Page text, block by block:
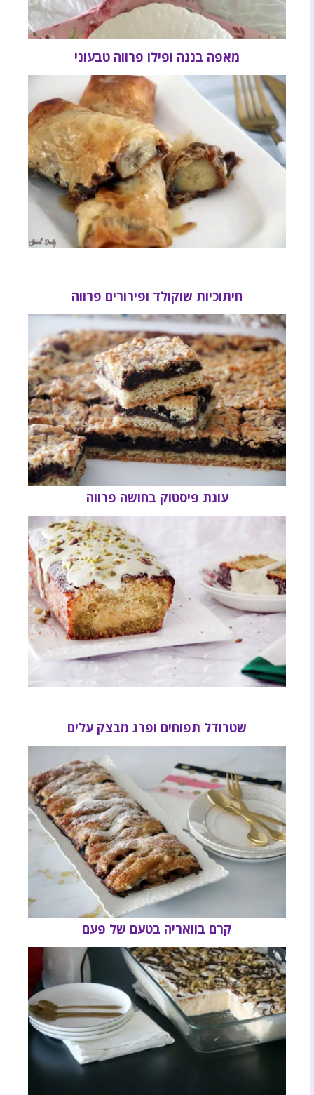
מאפה בננה ופילו פרווה טבעוני
חיתוכיות שוקולד ופירורים פרווה
עוגת פיסטוק בחושה פרווה
שטרודל תפוחים ופרג מבצק עלים
קרם בוואריה בטעם של פעם